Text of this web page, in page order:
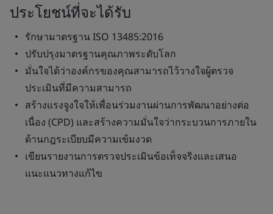
ประโยชน์ที่จะได้รับ
รักษามาตรฐาน ISO 13485:2016
ปรับปรุงมาตรฐานคุณภาพระดับโลก
มั่นใจได้ว่าองค์กรของคุณสามารถไว้วางใจผู้ตรวจ
ประเมินที่มีความสามารถ
สร้างแรงจูงใจให้เพื่อนร่วมงานผ่านการพัฒนาอย่างต่อ
เนื่อง (CPD) และสร้างความมั่นใจว่ากระบวนการภายใน
ด้านกฎระเบียบมีความเข้มงวด
เขียนรายงานการตรวจประเมินข้อเท็จจริงและเสนอ
แนะแนวทางแก้ไข